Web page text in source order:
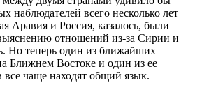
наблюдателей всего несколько лет
Аравия и Россия, казалось, были
отношений из-за Сирии и
Но теперь один из ближайших
Ближнем Востоке и один из ее
чаще находят общий язык.